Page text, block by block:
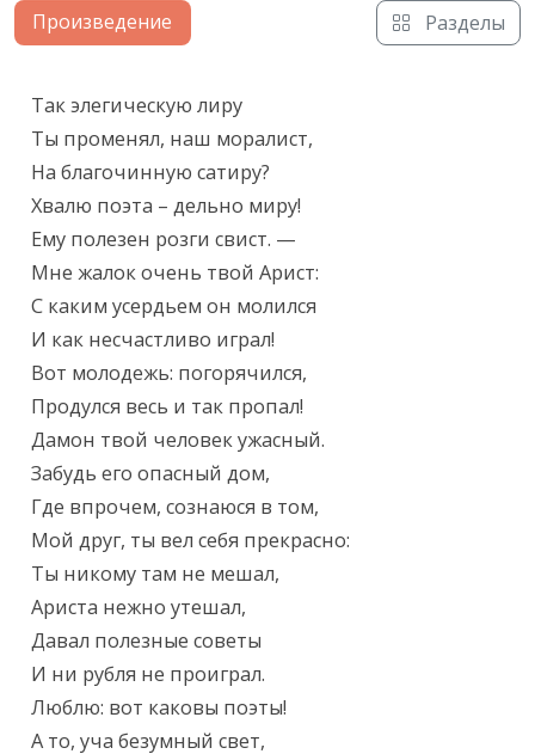
Произведение Разделы
Текст произведения
Так элегическую лиру
Ты променял, наш моралист,
На благочинную сатиру?
Хвалю поэта – дельно миру!
Ему полезен розги свист. —
Мне жалок очень твой Арист:
С каким усердьем он молился
И как несчастливо играл!
Вот молодежь: погорячился,
Продулся весь и так пропал!
Дамон твой человек ужасный.
Забудь его опасный дом,
Где впрочем, сознаюся в том,
Мой друг, ты вел себя прекрасно:
Ты никому там не мешал,
Ариста нежно утешал,
Давал полезные советы
И ни рубля не проиграл.
Люблю: вот каковы поэты!
А то, уча безумный свет,